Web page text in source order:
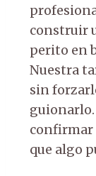
construir
perito en
Nuestra
sin
confirmar
que algo